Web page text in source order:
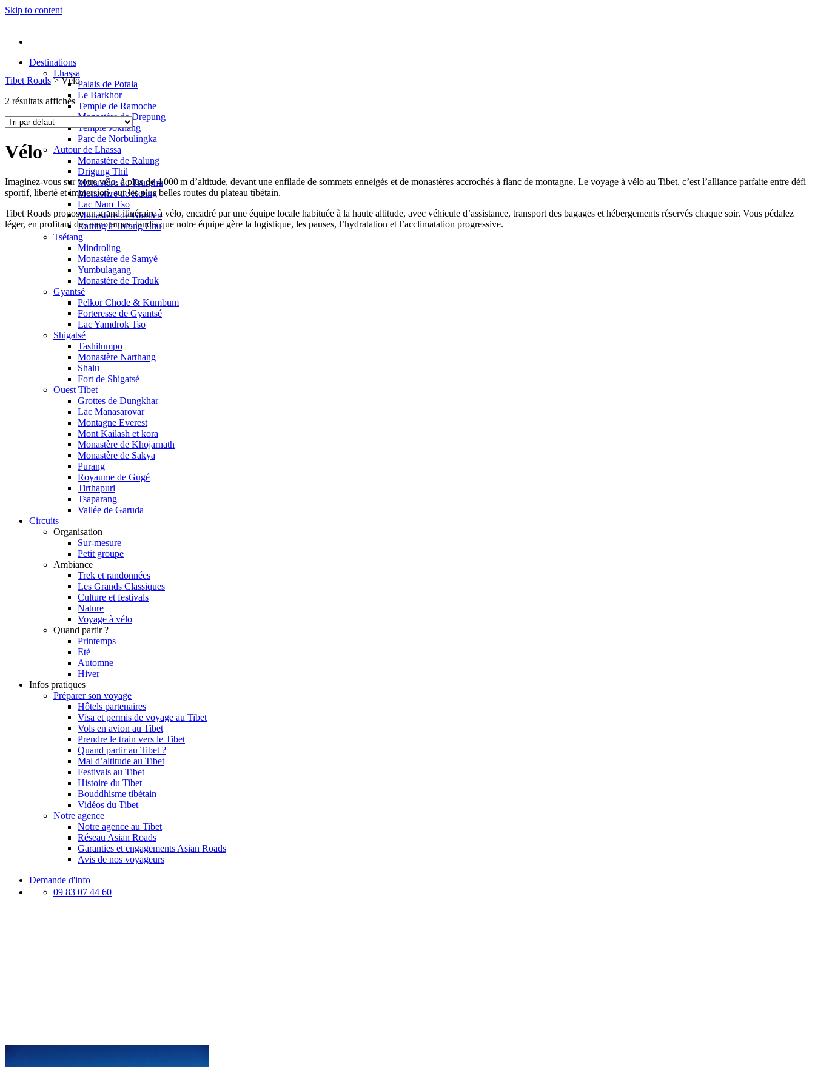
Skip to content
Destinations
Lhassa
Palais de Potala
Le Barkhor
Temple de Ramoche
Monastère de Drepung
Temple Jokhang
Parc de Norbulingka
Autour de Lhassa
Monastère de Ralung
Drigung Thil
Monastère de Tsurphu
Monastère de Reting
Lac Nam Tso
Monastère de Ganden
Rafting à Tolong Chu
Tsétang
Mindroling
Monastère de Samyé
Yumbulagang
Monastère de Traduk
Gyantsé
Pelkor Chode & Kumbum
Forteresse de Gyantsé
Lac Yamdrok Tso
Shigatsé
Tashilumpo
Monastère Narthang
Shalu
Fort de Shigatsé
Ouest Tibet
Grottes de Dungkhar
Lac Manasarovar
Montagne Everest
Mont Kailash et kora
Monastère de Khojarnath
Monastère de Sakya
Purang
Royaume de Gugé
Tirthapuri
Tsaparang
Vallée de Garuda
Circuits
Organisation
Sur-mesure
Petit groupe
Ambiance
Trek et randonnées
Les Grands Classiques
Culture et festivals
Nature
Voyage à vélo
Quand partir ?
Printemps
Eté
Automne
Hiver
Infos pratiques
Préparer son voyage
Hôtels partenaires
Visa et permis de voyage au Tibet
Vols en avion au Tibet
Prendre le train vers le Tibet
Quand partir au Tibet ?
Mal d’altitude au Tibet
Festivals au Tibet
Histoire du Tibet
Bouddhisme tibétain
Vidéos du Tibet
Notre agence
Notre agence au Tibet
Réseau Asian Roads
Garanties et engagements Asian Roads
Avis de nos voyageurs
Demande d'info
09 83 07 44 60
Tibet Roads > Vélo
2 résultats affichés
Vélo
Imaginez-vous sur votre vélo, à plus de 4 000 m d’altitude, devant une enfilade de sommets enneigés et de monastères accrochés à flanc de montagne. Le voyage à vélo au Tibet, c’est l’alliance parfaite entre défi
sportif, liberté et immersion, sur les plus belles routes du plateau tibétain.
Tibet Roads propose un grand itinéraire à vélo, encadré par une équipe locale habituée à la haute altitude, avec véhicule d’assistance, transport des bagages et hébergements réservés chaque soir. Vous pédalez
léger, en profitant des panoramas, tandis que notre équipe gère la logistique, les pauses, l’hydratation et l’acclimatation progressive.